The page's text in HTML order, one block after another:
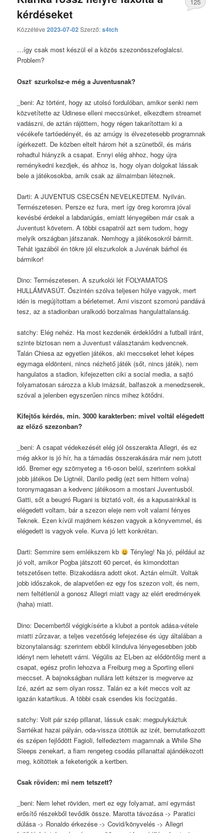
kérdéseket
Közzétéve2023-07-02Szerző:s4tch
125
…így csak most készül el a közös szezonösszefoglalcsi.
Problem?
Oszt‘ szurkolsz-e még a Juventusnak?
_beni: Az történt, hogy az utolsó fordulóban, amikor senki nem
közvetítette az Udinese elleni meccsünket, elkezdtem streamet
vadászni, de aztán rájöttem, hogy régen takarítottam ki a
vécékefe tartóedényét, és az amúgy is élvezetesebb programnak
ígérkezett. De közben eltelt három hét a szünetből, és máris
rohadtul hiányzik a csapat. Ennyi elég ahhoz, hogy újra
reménykedni kezdjek, és ahhoz is, hogy olyan dolgokat lássak
bele a játékosokba, amik csak az álmaimban léteznek.
Darti: A JUVENTUS CSECSÉN NEVELKEDTEM. Nyilván.
Természetesen. Persze ez fura, mert így öreg koromra jóval
kevésbé érdekel a labdarúgás, emiatt lényegében már csak a
Juventust követem. A többi csapatról azt sem tudom, hogy
melyik országban játszanak. Nemhogy a játékosokról bármit.
Tehát igazából én tökre jól elszurkolok a Juvénak bárhol és
bármikor!
Dino: Természetesen. A szurkolói lét FOLYAMATOS
HULLÁMVASÚT. Őszintén szólva teljesen hülye vagyok, mert
idén is megújítottam a bérletemet. Ami viszont szomorú pandává
tesz, az a stadionban uralkodó borzalmas hangulattalanság.
satchy: Elég nehéz. Ha most kezdenék érdeklődni a futball iránt,
szinte biztosan nem a Juventust választanám kedvencnek.
Talán Chiesa az egyetlen játékos, aki meccseket lehet képes
egymaga eldönteni, nincs nézhető játék (sőt, nincs játék), nem
hangulatos a stadion, kifejezetten ciki a social media, a sajtó
folyamatosan sározza a klub imázsát, balfaszok a menedzserek,
szóval a jelenben egyszerűen nincs mihez kötődni.
Kifejtős kérdés, min. 3000 karakterben: mivel voltál elégedett
az előző szezonban?
_beni: A csapat védekezését elég jól összerakta Allegri, és ez
még akkor is jó hír, ha a támadás összerakására már nem jutott
idő. Bremer egy szörnyeteg a 16-oson belül, szerintem sokkal
jobb játékos De Ligtnél, Danilo pedig (ezt sem hittem volna)
toronymagasan a kedvenc játékosom a mostani Juventusból.
Gatti, sőt a beugró Rugani is biztató volt, és a kapusainkkal is
elégedett voltam, bár a szezon eleje nem volt valami fényes
Teknek. Ezen kívül majdnem készen vagyok a könyvemmel, és
elégedett is vagyok vele. Kurva jó lett konkrétan.
Darti: Semmire sem emlékszem kb
Tényleg! Na jó, például az
jó volt, amikor Pogba játszott 60 percet, és kimondottan
tetszetősen tette. Bizakodásra adott okot. Aztán elmúlt. Voltak
jobb időszakok, de alapvetően ez egy fos szezon volt, és nem,
nem feltétlenül a gonosz Allegri miatt vagy az elért eredmények
(haha) miatt.
Dino: Decembertől végigkísérte a klubot a pontok adása-vétele
miatti zűrzavar, a teljes vezetőség lefejezése és úgy általában a
bizonytalanság: szerintem ebből kiindulva lényegesebben jobb
idényt nem lehetett várni. Végülis az EL-ben az elődöntőig ment a
csapat, egész profin lehozva a Freiburg meg a Sporting elleni
meccset. A bajnokságban nullára lett kétszer is megverve az
Izé, azért az sem olyan rossz. Talán ez a két meccs volt az
igazán katartikus. A többi csak csendes kis focizgatás.
satchy: Volt pár szép pillanat, lássuk csak: megpulykáztuk
Sarriékat hazai pályán, oda-vissza ütöttük az izét, bemutatkozott
és szépen fejlődött Fagioli, felfedeztem magamnak a While She
Sleeps zenekart, a fiam rengeteg csodás pillanattal ajándékozott
meg, költöttek a feketerigók a kertben.
Csak röviden: mi nem tetszett?
_beni: Nem lehet röviden, mert ez egy folyamat, ami egymást
erősítő részekből tevődik össze. Marotta távozása -> Paratici
dúlása -> Ronaldo érkezése -> Covid/könyvelés -> Allegri